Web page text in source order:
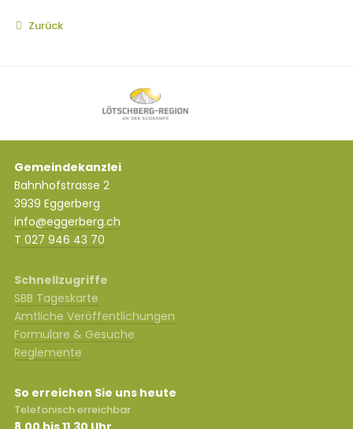
Zurück
Gemeindekanzlei
Bahnhofstrasse 2
3939 Eggerberg
info@eggerberg.ch
T 027 946 43 70
Schnellzugriffe
SBB Tageskarte
Amtliche Veröffentlichungen
Formulare & Gesuche
Reglemente
So erreichen Sie uns heute
Telefonisch erreichbar